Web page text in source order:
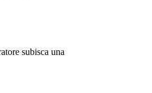
subisca una